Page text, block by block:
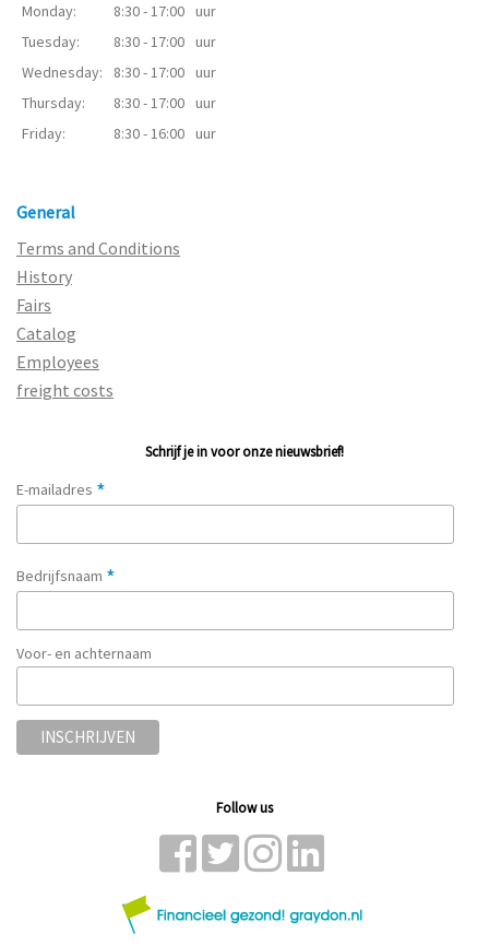
Monday: 8:30 - 17:00 uur
Tuesday:
8:30 - 17:00 uur
Wednesday:
8:30 - 17:00 uur
Thursday:
8:30 - 17:00 uur
Friday:
8:30 - 16:00 uur
General
Terms and Conditions
History
Fairs
Catalog
Employees
freight costs
Schrijf je in voor onze nieuwsbrief!
E-mailadres *
Bedrijfsnaam *
Voor- en achternaam
Follow us